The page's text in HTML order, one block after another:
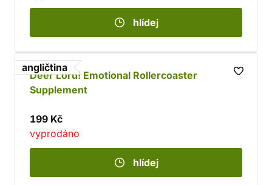
hlídej
angličtina
Deer Lord! Emotional Rollercoaster
Supplement
199 Kč
vyprodáno
hlídej